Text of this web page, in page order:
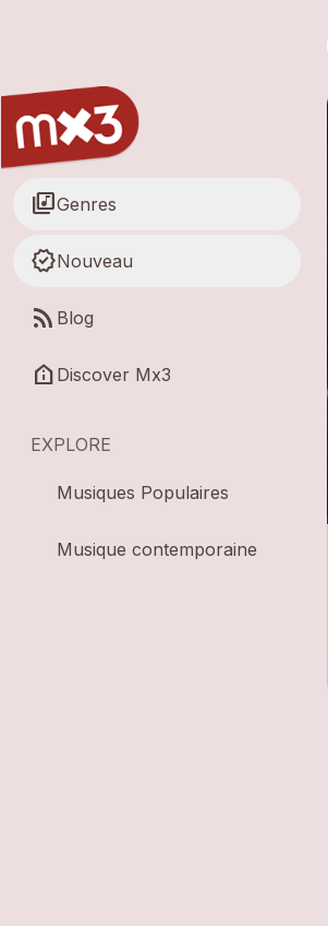
library_musicGenres
new_releasesNouveau
rss_feed Blog
help_clinic Discover Mx3
EXPLORE
Musiques Populaires
Musique contemporaine